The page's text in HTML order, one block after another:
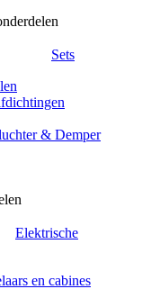
Sets
& Demper
Elektrische
en cabines